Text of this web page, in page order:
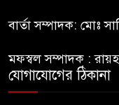
৯
বার্তা সম্পাদক: মোঃ
মফস্বল সম্পাদক :
যোগাযোগের ঠিকানা